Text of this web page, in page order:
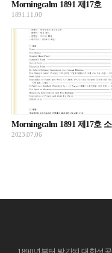
Morningcalm 1891 제17호
1891.11.00
Morningcalm 1891 제17호
2023.07.06